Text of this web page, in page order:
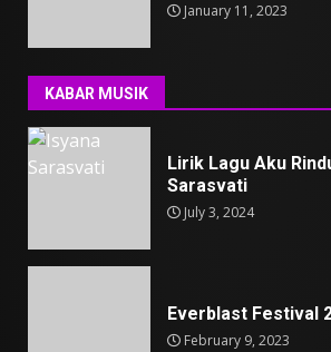
January 11, 2023
KABAR MUSIK
Lirik Lagu Aku
Sarasvati
July 3, 2024
Everblast Festival
February 9, 2023